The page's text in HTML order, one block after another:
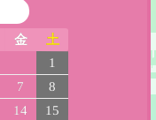
金 土
1
7
8
14
15